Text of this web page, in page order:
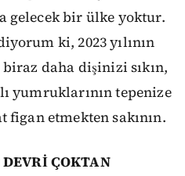
gelecek bir ülke yoktur.
ki, 2023 yılının
daha dişinizi sıkın,
yumruklarının tepenize
etmekten sakının.
ÇOKTAN